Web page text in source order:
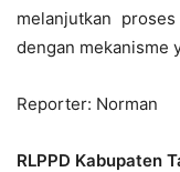
melanjutkan
dengan mekanisme
Reporter: Norman
RLPPD Kabupaten